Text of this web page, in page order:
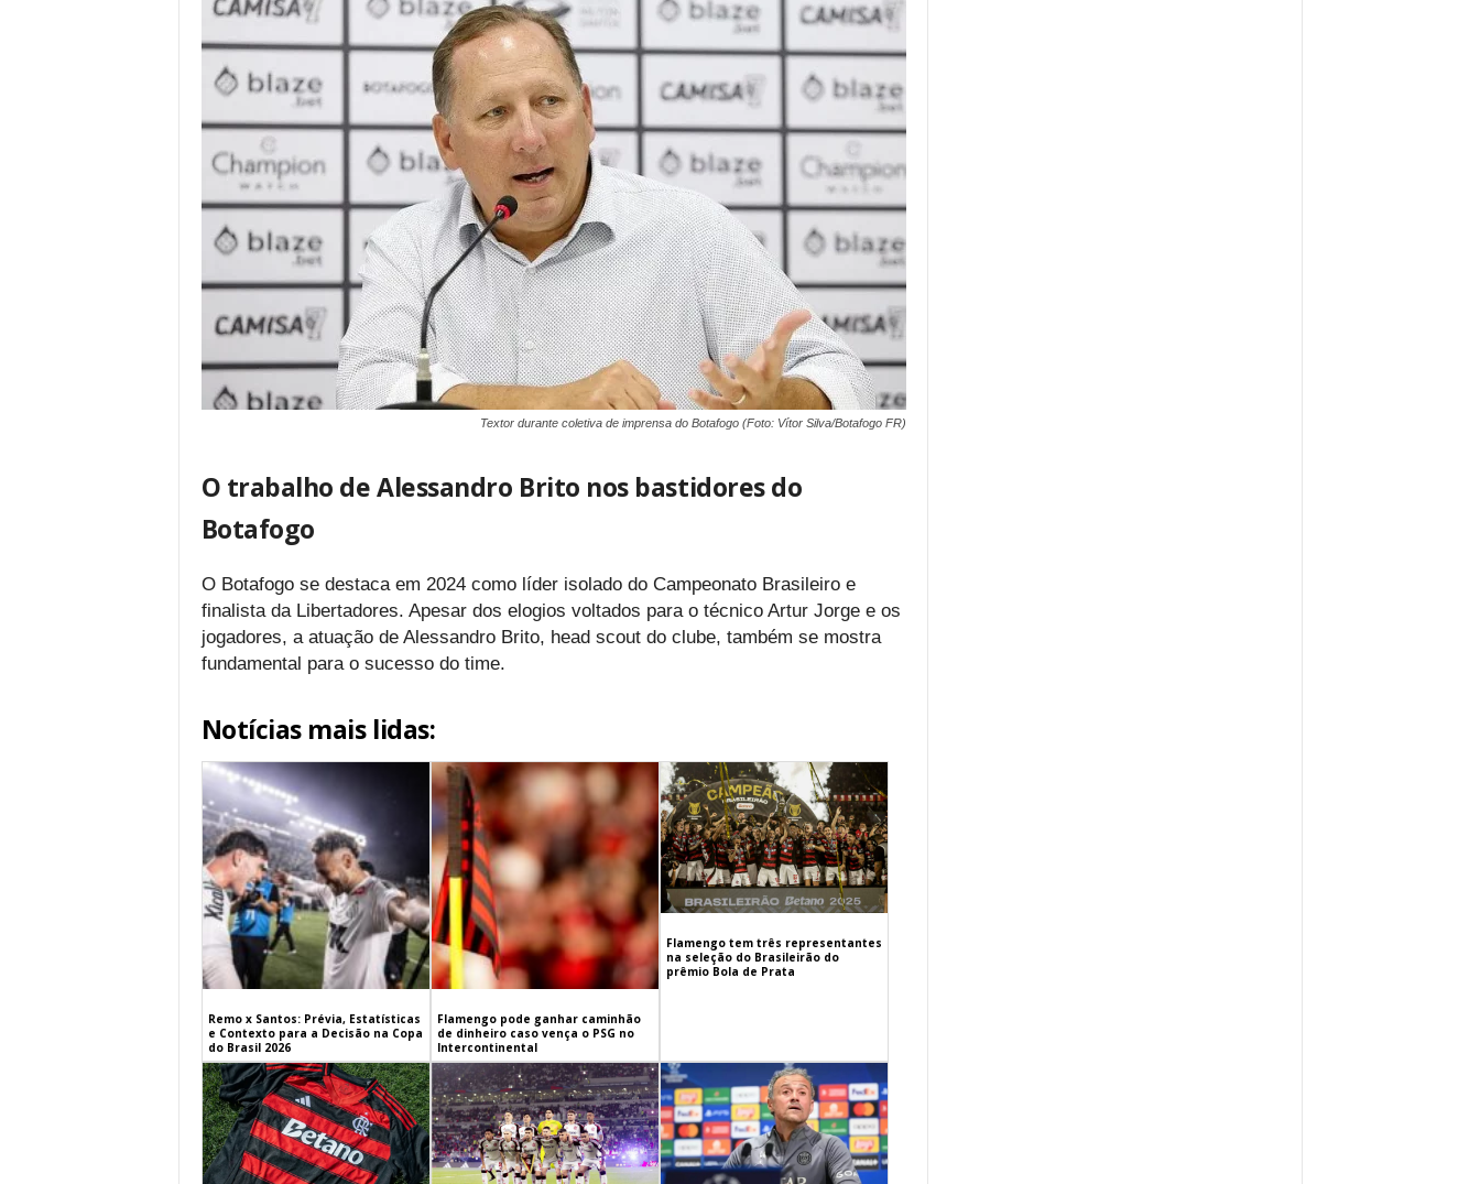
Textor durante coletiva de imprensa do Botafogo (Foto: Vítor Silva/Botafogo FR)
O trabalho de Alessandro Brito nos bastidores do
Botafogo
O Botafogo se destaca em 2024 como líder isolado do Campeonato Brasileiro e
finalista da Libertadores. Apesar dos elogios voltados para o técnico Artur Jorge e os
jogadores, a atuação de Alessandro Brito, head scout do clube, também se mostra
fundamental para o sucesso do time.
Notícias mais lidas:
Remo x Santos: Prévia, Estatísticas
e Contexto para a Decisão na Copa
do Brasil 2026
Flamengo pode ganhar caminhão
de dinheiro caso vença o PSG no
Intercontinental
Flamengo tem três representantes
na seleção do Brasileirão do
prêmio Bola de Prata